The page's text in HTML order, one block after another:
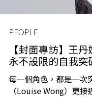
PEOPLE
【封面專訪】王
永不設限的自我突
每一個角色，都是一次
（Louise Wong）更接